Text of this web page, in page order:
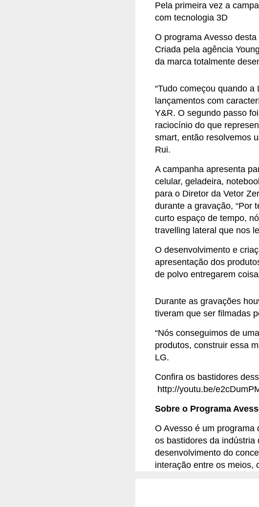
Pela primeira vez a
com tecnologia 3D
O programa Avesso
Criada pela agência
da marca totalmente
“Tudo começou quando
lançamentos com
Y&R. O segundo passo
raciocínio do que
smart, então resolvemos
Rui.
A campanha apresenta
celular, geladeira,
para o Diretor da Vetor
durante a gravação, “Por
curto espaço de tempo,
travelling lateral que nos
O desenvolvimento e
apresentação dos
de polvo entregarem
Durante as gravações
tiveram que ser filmadas
“Nós conseguimos de
produtos, construir essa
LG.
Confira os bastidores
http://youtu.be/
Sobre o Programa
O Avesso é um programa
os bastidores da indústria
desenvolvimento do
interação entre os meios,